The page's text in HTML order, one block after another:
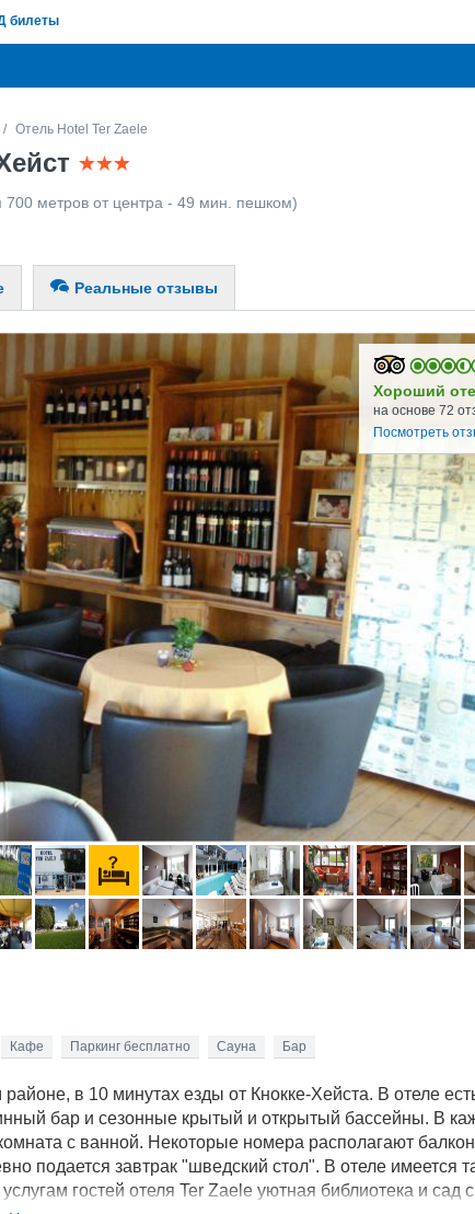
билеты
Отель Hotel Ter Zaele
700 метров от центра - 49 мин. пешком)
Реальные отзывы
Хороший
на основе 72
Посмотреть
Кафе Паркинг бесплатно Сауна Бар
в 10 минутах езды от Кнокке-Хейста. В отеле
бар и сезонные крытый и открытый бассейны. В
с ванной. Некоторые номера располагают
подается завтрак "шведский стол". В отеле имеется
гостей отеля Ter Zaele уютная библиотека и сад с